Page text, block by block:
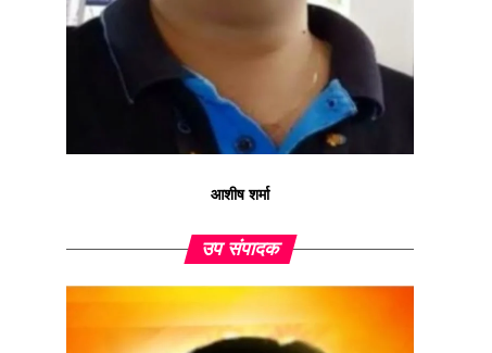
आशीष शर्मा
उप संपादक